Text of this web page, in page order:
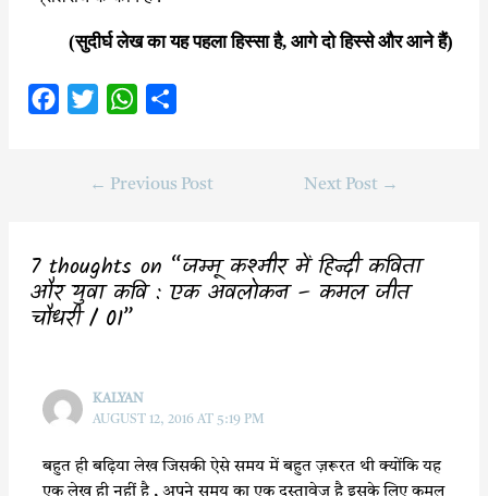
(सुदीर्घ लेख का यह पहला हिस्सा है, आगे दो हिस्से और आने हैं)
o
k
t
r
W
t
p
r
← Previous Post Next Post →
7 thoughts on “जम्मू कश्मीर में हिन्दी कविता
और युवा कवि : एक अवलोकन – कमल जीत
चौधरी / 01”
KALYAN
AUGUST 12, 2016 AT 5:19 PM
बहुत ही बढ़िया लेख जिसकी ऐसे समय में बहुत ज़रूरत थी क्योंकि यह
एक लेख ही नहीं है , अपने समय का एक दस्तावेज़ है इसके लिए कमल